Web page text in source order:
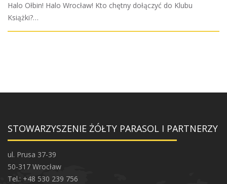
Halo Ołbin! Halo Wrocław! Kto chętny dołączyć do Klubu
Książki?…
STOWARZYSZENIE ŻÓŁTY PARASOL I PARTNERZY
ul. Prusa 37-39
50-317 Wrocław
Tel.: +48 530 239 756